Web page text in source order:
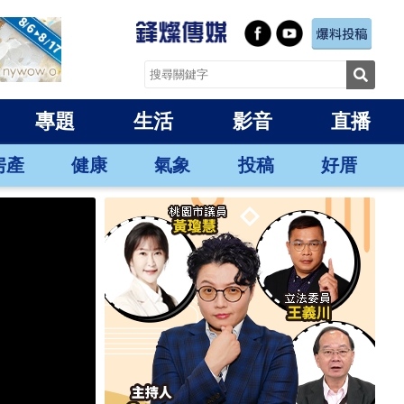
專題 生活 影音 直播
產 健康 氣象 投稿 好厝